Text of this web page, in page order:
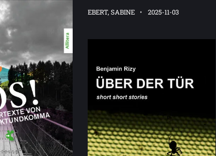
EBERT, SABINE 2025-11-03